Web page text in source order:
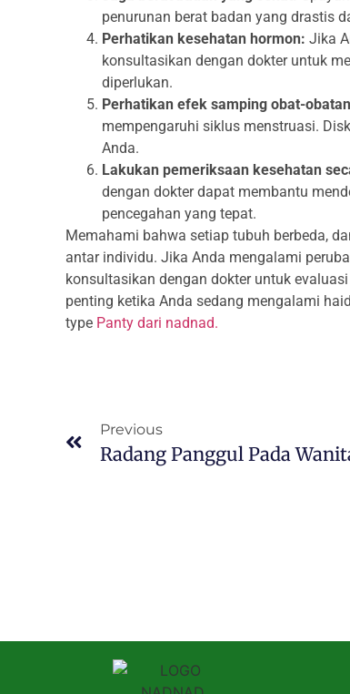
penurunan berat badan yang drastis
Perhatikan kesehatan hormon: Jika
konsultasikan dengan dokter untuk
diperlukan.
Perhatikan efek samping obat-
mempengaruhi siklus menstruasi.
Anda.
Lakukan pemeriksaan kesehatan
dengan dokter dapat membantu
pencegahan yang tepat.
Memahami bahwa setiap tubuh berbeda,
antar individu. Jika Anda mengalami
konsultasikan dengan dokter untuk
penting ketika Anda sedang mengalami
type Panty dari nadnad.
Previous
Radang Panggul Pada